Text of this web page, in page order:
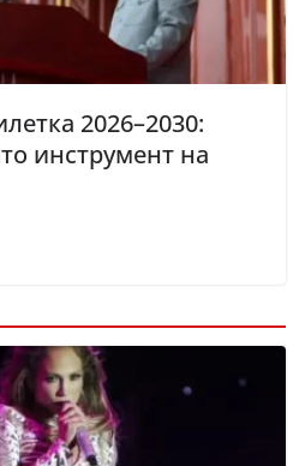
2026–2030:
инструмент на